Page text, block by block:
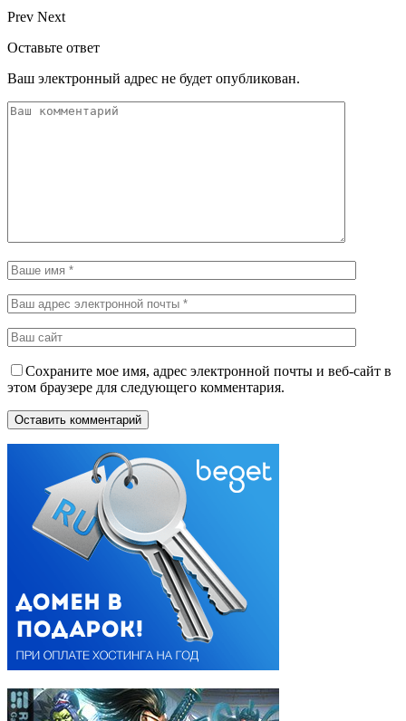
Prev Next
Оставьте ответ
Ваш электронный адрес не будет опубликован.
Сохраните мое имя, адрес электронной почты и веб-сайт в
этом браузере для следующего комментария.